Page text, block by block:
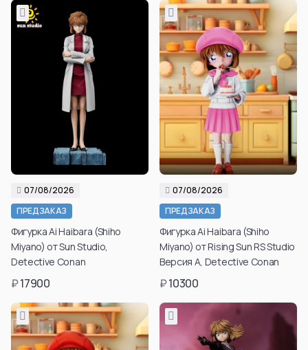
07/08/2026
ПРЕДЗАКАЗ
Фигурка Ai Haibara (Shiho
Miyano) от Sun Studio,
Detective Conan
₽17900
07/08/2026
ПРЕДЗАКАЗ
Фигурка Ai Haibara (Shiho
Miyano) от Rising Sun RS Studio
Версия A, Detective Conan
₽10300